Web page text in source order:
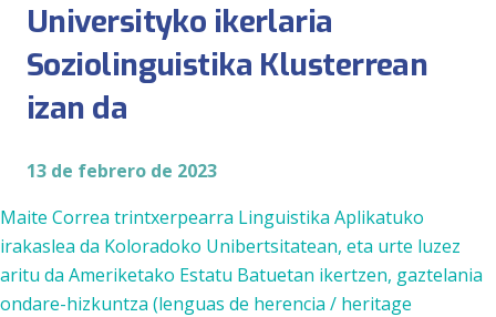
Universityko ikerlaria
Soziolinguistika Klusterrean
izan da
13 de febrero de 2023
Maite Correa trintxerpearra Linguistika Aplikatuko
irakaslea da Koloradoko Unibertsitatean, eta urte luzez
aritu da Ameriketako Estatu Batuetan ikertzen, gaztelania
ondare-hizkuntza (lenguas de herencia / heritage